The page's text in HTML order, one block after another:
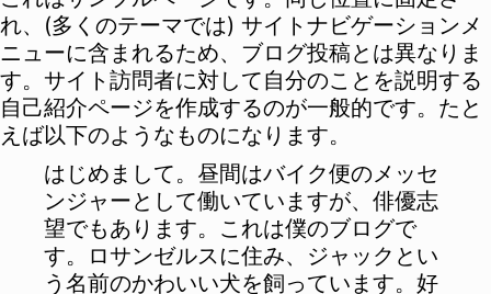
れ、(多くのテーマでは) サイトナビゲーションメ
ニューに含まれるため、ブログ投稿とは異なりま
す。サイト訪問者に対して自分のことを説明する
自己紹介ページを作成するのが一般的です。たと
えば以下のようなものになります。
はじめまして。昼間はバイク便のメッセ
ンジャーとして働いていますが、俳優志
望でもあります。これは僕のブログで
す。ロサンゼルスに住み、ジャックとい
う名前のかわいい犬を飼っています。好